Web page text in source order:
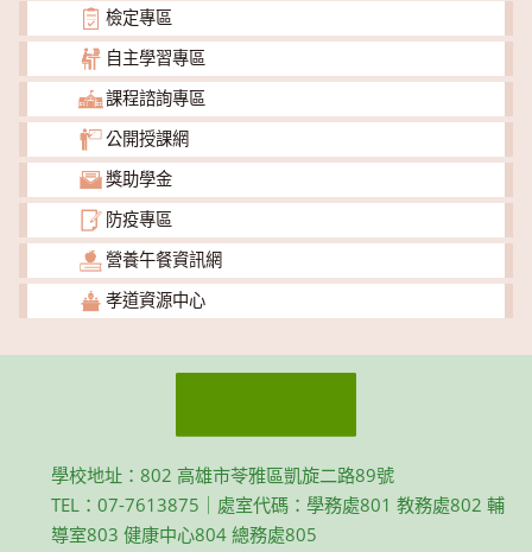
檢定專區
自主學習專區
課程諮詢專區
公開授課網
獎助學金
防疫專區
營養午餐資訊網
孝道資源中心
學校地址：802 高雄市苓雅區凱旋二路89號
TEL：07-7613875｜處室代碼：學務處801 教務處802 輔
導室803 健康中心804 總務處805